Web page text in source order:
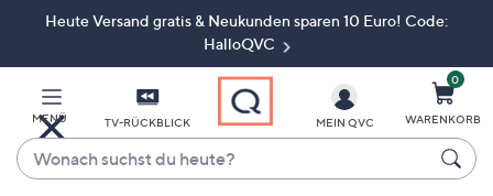
ZumHeute Versand gratis & Neukunden sparen 10 Euro! Code:
HalloQVC
MENÜ TV-RÜCKBLICK
Wonach
suchst
MEIN QVC
0
WARENKORB